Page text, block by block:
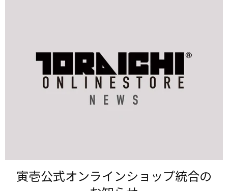
寅壱公式オンラインショップ統合の​